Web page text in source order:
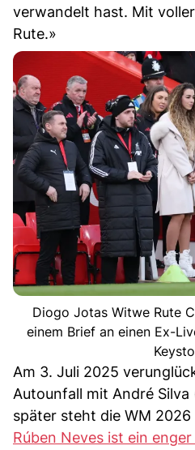
verwandelt hast. Mit
Rute.»
Diogo Jotas Witwe Rute
einem Brief an einen Ex-
Am 3. Juli 2025
Autounfall mit André
später steht die WM
Rúben Neves ist ein